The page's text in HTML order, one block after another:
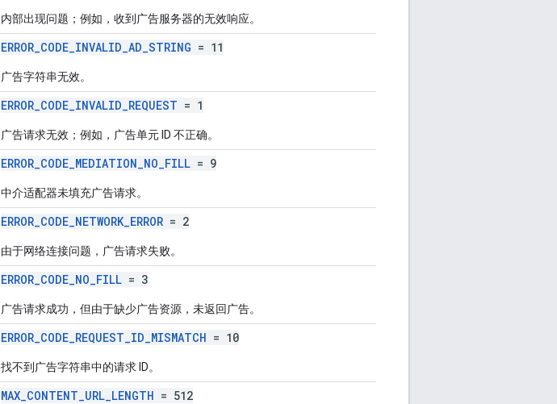
内部出现问题；例如，收到广告服务器的无效响应。
ERROR_CODE_INVALID_AD_STRING = 11
广告字符串无效。
ERROR_CODE_INVALID_REQUEST = 1
广告请求无效；例如，广告单元 ID 不正确。
ERROR_CODE_MEDIATION_NO_FILL = 9
中介适配器未填充广告请求。
ERROR_CODE_NETWORK_ERROR = 2
由于网络连接问题，广告请求失败。
ERROR_CODE_NO_FILL = 3
广告请求成功，但由于缺少广告资源，未返回广告。
ERROR_CODE_REQUEST_ID_MISMATCH = 10
找不到广告字符串中的请求 ID。
MAX_CONTENT_URL_LENGTH = 512